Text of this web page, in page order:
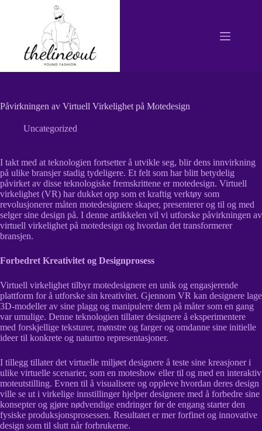
Påvirkningen av Virtuell Virkelighet på Motedesign
Uncategorized
I takt med at teknologien fortsetter å utvikle seg, blir dens innvirkning
på ulike bransjer stadig tydeligere. Et felt som har blitt betydelig
påvirket av disse teknologiske fremskrittene er motedesign. Virtuell
virkelighet (VR) har dukket opp som et kraftig verktøy som
revolusjonerer måten motedesignere skaper, presenterer og til og med
selger sine design på. I denne artikkelen vil vi utforske påvirkningen av
virtuell virkelighet på motedesign og hvordan det transformerer
bransjen.
Forbedret Kreativitet og Designprosess
Virtuell virkelighet tilbyr motedesignere en unik og engasjerende
plattform for å utforske sin kreativitet. Gjennom VR kan designere lage
3D-modeller av sine plagg og manipulere dem på måter som en gang
var umulige. Denne teknologien tillater designere å eksperimentere
med forskjellige teksturer, mønstre og farger og omdanne sine initielle
ideer til konkrete og naturtro representasjoner.
I tillegg tillater det virtuelle miljøet designere å teste sine kreasjoner i
ulike virtuelle scenarier, som en moteshow eller til og med en interaktiv
moteutstilling. Evnen til å visualisere og oppleve hvordan deres design
ville se ut i virkelige innstillinger hjelper designere med å forbedre sine
konsepter og gjøre nødvendige endringer før de engang starter den
fysiske produksjonsprosessen. Resultatet er mer forfinet og innovative
design som til slutt når forbrukerne.